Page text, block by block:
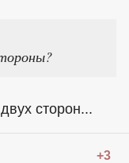
сторон...
+3